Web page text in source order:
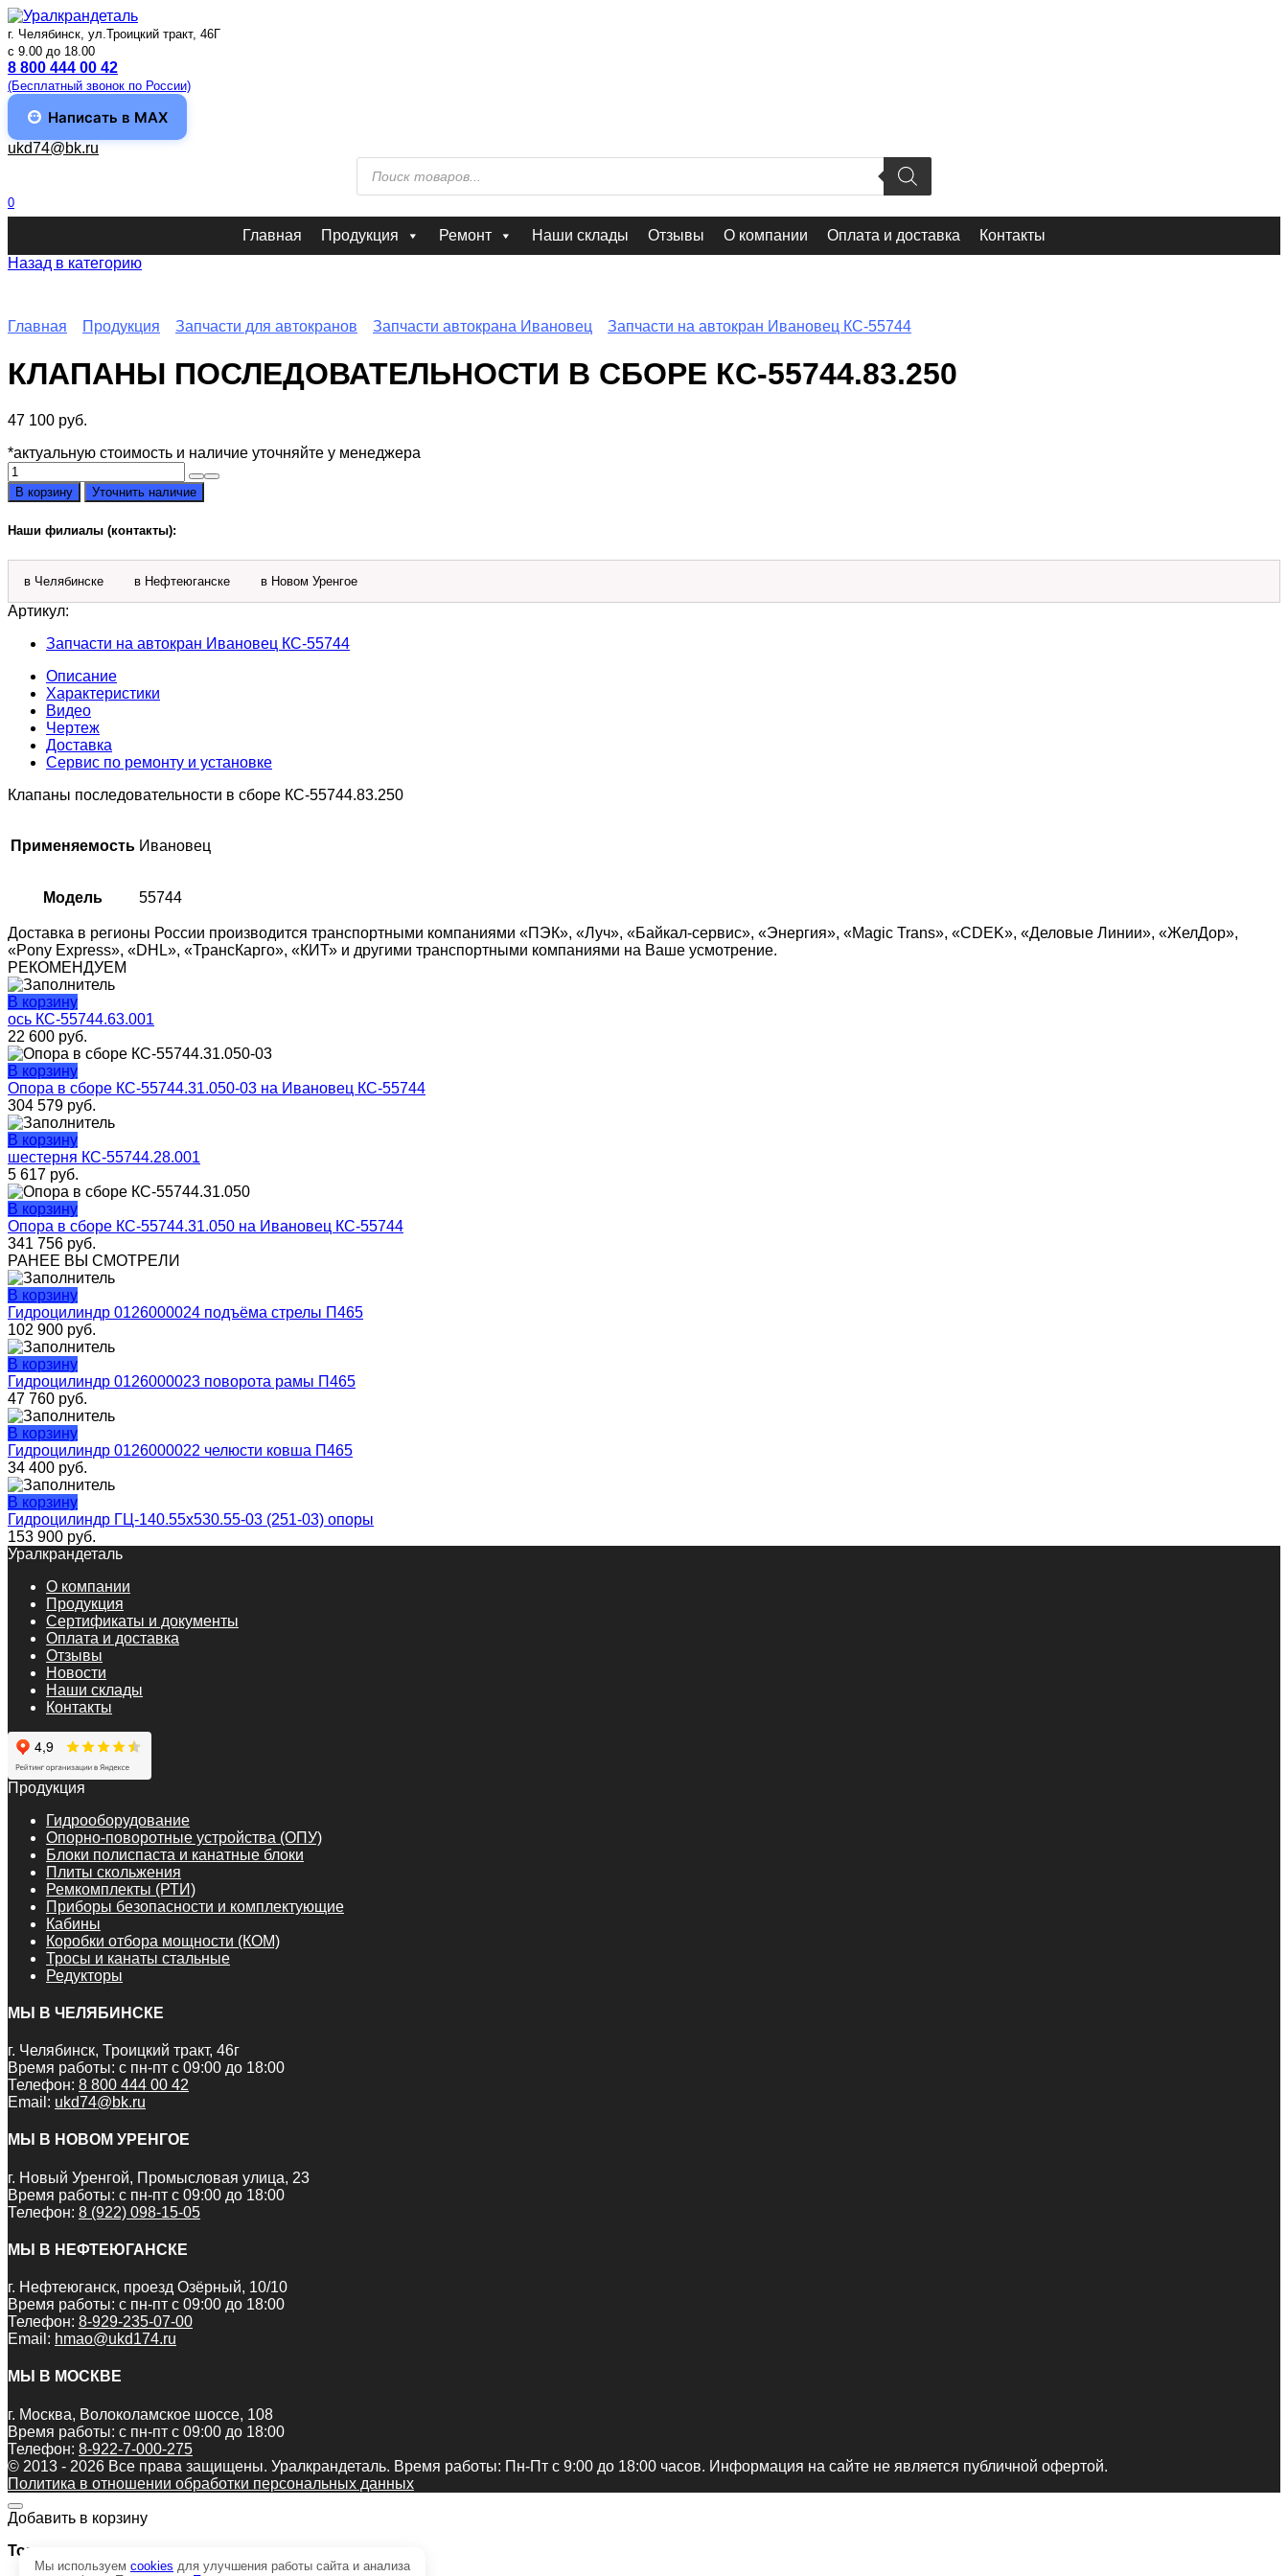
Перейти
к
содержанию
г. Челябинск, ул.Троицкий тракт, 46Г
c 9.00 до 18.00
8 800 444 00 42
(Бесплатный звонок по России)
Написать в MAX
ukd74@bk.ru
Поиск
товаров
0
Главная Продукция Ремонт Наши склады Отзывы О компании Оплата и доставка
Контакты
Назад в категорию
Главная Продукция Запчасти для автокранов Запчасти автокрана Ивановец Запчасти на автокран Ивановец КС-55744
КЛАПАНЫ ПОСЛЕДОВАТЕЛЬНОСТИ В СБОРЕ КС-55744.83.250
47 100 руб.
*актуальную стоимость и наличие уточняйте у менеджера
Количество
товара
Клапаны
последовательности
в
сборе
КС-55744.83.250
В корзину Уточнить наличие
Наши филиалы (контакты):
в Челябинске в Нефтеюганске в Новом Уренгое
Артикул:
Запчасти на автокран Ивановец КС-55744
Описание
Характеристики
Видео
Чертеж
Доставка
Сервис по ремонту и установке
Клапаны последовательности в сборе КС-55744.83.250
Применяемость Ивановец
Модель 55744
Доставка в регионы России производится транспортными компаниями «ПЭК», «Луч», «Байкал-сервис», «Энергия», «Magic Trans», «CDEK», «Деловые Линии», «ЖелДор»,
«Pony Express», «DHL», «ТрансКарго», «КИТ» и другими транспортными компаниями на Ваше усмотрение.
РЕКОМЕНДУЕМ
В корзину
ось КС-55744.63.001
22 600 руб.
В корзину
Опора в сборе КС-55744.31.050-03 на Ивановец КС-55744
304 579 руб.
В корзину
шестерня КС-55744.28.001
5 617 руб.
В корзину
Опора в сборе КС-55744.31.050 на Ивановец КС-55744
341 756 руб.
РАНЕЕ ВЫ СМОТРЕЛИ
В корзину
Гидроцилиндр 0126000024 подъёма стрелы П465
102 900 руб.
В корзину
Гидроцилиндр 0126000023 поворота рамы П465
47 760 руб.
В корзину
Гидроцилиндр 0126000022 челюсти ковша П465
34 400 руб.
В корзину
Гидроцилиндр ГЦ-140.55х530.55-03 (251-03) опоры
153 900 руб.
Уралкрандеталь
О компании
Продукция
Сертификаты и документы
Оплата и доставка
Отзывы
Новости
Наши склады
Контакты
Продукция
Гидрооборудование
Опорно-поворотные устройства (ОПУ)
Блоки полиспаста и канатные блоки
Плиты скольжения
Ремкомплекты (РТИ)
Приборы безопасности и комплектующие
Кабины
Коробки отбора мощности (КОМ)
Тросы и канаты стальные
Редукторы
МЫ В ЧЕЛЯБИНСКЕ
г. Челябинск, Троицкий тракт, 46г
Время работы: с пн-пт с 09:00 до 18:00
Телефон: 8 800 444 00 42
Email: ukd74@bk.ru
МЫ В НОВОМ УРЕНГОЕ
г. Новый Уренгой, Промысловая улица, 23
Время работы: с пн-пт с 09:00 до 18:00
Телефон: 8 (922) 098-15-05
МЫ В НЕФТЕЮГАНСКЕ
г. Нефтеюганск, проезд Озёрный, 10/10
Время работы: с пн-пт с 09:00 до 18:00
Телефон: 8-929-235-07-00
Email: hmao@ukd174.ru
МЫ В МОСКВЕ
г. Москва, Волоколамское шоссе, 108
Время работы: с пн-пт с 09:00 до 18:00
Телефон: 8-922-7-000-275
© 2013 - 2026 Все права защищены. Уралкрандеталь. Время работы: Пн-Пт c 9:00 до 18:00 часов. Информация на сайте не является публичной офертой.
Политика в отношении обработки персональных данных
Добавить в корзину
Товар:
Мы используем cookies для улучшения работы сайта и анализа